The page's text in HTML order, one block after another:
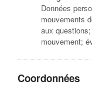
Données
mouvements
aux
mouvement;
Coordonnées